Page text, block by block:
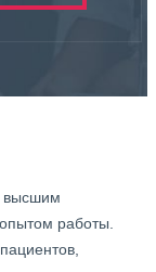
высшим
работы.